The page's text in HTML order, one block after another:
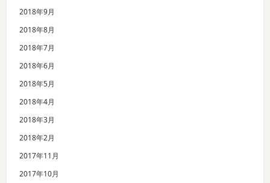
2018年9月
2018年8月
2018年7月
2018年6月
2018年5月
2018年4月
2018年3月
2018年2月
2017年11月
2017年10月